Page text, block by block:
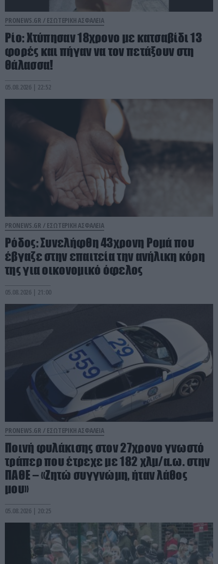
PRONEWS.GR / ΕΣΩΤΕΡΙΚΗ ΑΣΦΑΛΕΙΑ
Ρίο: Χτύπησαν 18χρονο με κατσαβίδι 13
φορές και πήγαν να τον πετάξουν στη
θάλασσα!
05.08.2026 | 22:52
PRONEWS.GR / ΕΣΩΤΕΡΙΚΗ ΑΣΦΑΛΕΙΑ
Ρόδος: Συνελήφθη 43χρονη Ρομά που
έβγαζε στην επαιτεία την ανήλικη κόρη
της για οικονομικό όφελος
05.08.2026 | 21:00
PRONEWS.GR / ΕΣΩΤΕΡΙΚΗ ΑΣΦΑΛΕΙΑ
Ποινή φυλάκισης στον 27χρονο γνωστό
τράπερ που έτρεχε με 182 χλμ/α.ω. στην
ΠΑΘΕ – «Ζητώ συγγνώμη, ήταν λάθος
μου»
05.08.2026 | 20:25